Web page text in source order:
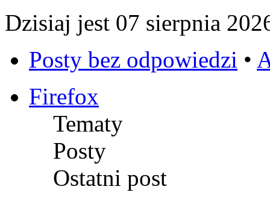
Dzisiaj jest 07 sierpnia
Posty bez odpowiedzi •
Firefox
Tematy
Posty
Ostatni post